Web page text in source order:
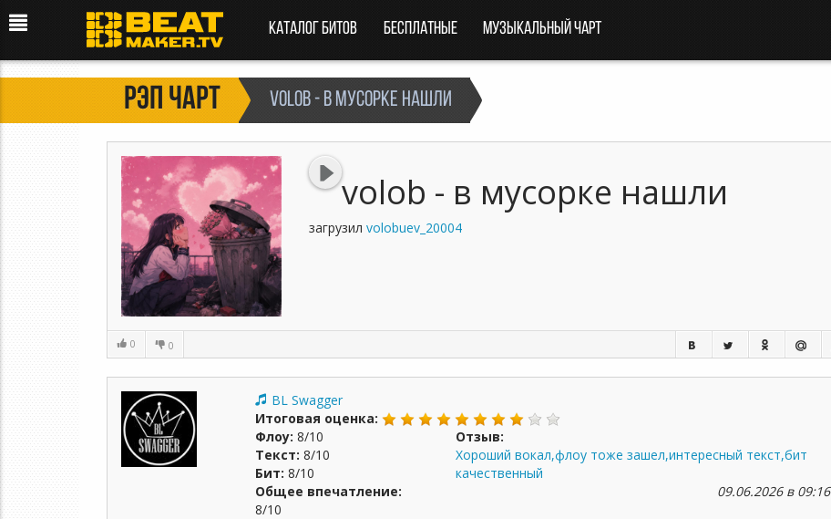
Каталог битов Бесплатные Музыкальный чарт
Рэп чарт volob - в мусорке нашли
volob - в мусорке нашли
загрузил volobuev_20004
0 0
BL Swagger
Итоговая оценка:
Флоу: 8/10
Текст: 8/10
Бит: 8/10
Общее впечатление:
8/10
Отзыв:
Хороший вокал,флоу тоже зашел,интересный текст,бит
качественный
09.06.2026 в 09:16